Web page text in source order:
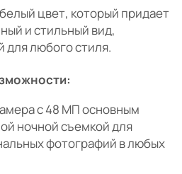
цвет, который придает
и стильный вид,
для любого стиля.
с 48 МП основным
ночной съемкой для
фотографий в любых